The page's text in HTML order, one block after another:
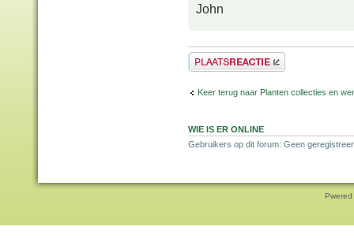
John
Plaats een reactie
Keer terug naar Planten collecties en
WIE IS ER ONLINE
Gebruikers op dit forum: Geen